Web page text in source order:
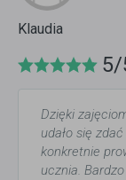
Klaudia
5/
Dzięki
udało się
konkretnie
ucznia.